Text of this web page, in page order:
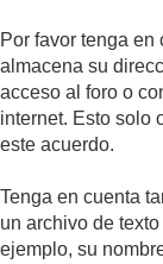
Por favor tenga
almacena su
acceso al foro o
internet. Esto solo
este acuerdo.
Tenga en cuenta
un archivo de
ejemplo, su